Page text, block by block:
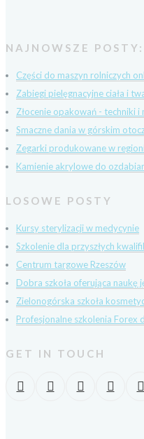
NAJNOWSZE POSTY:
Części do maszyn rolniczych
Zabiegi pielęgnacyjne ciała i
Złocenie opakowań - techniki i
Smaczne dania w górskim
Zegarki produkowane w
Kamienie akrylowe do
LOSOWE POSTY
Kursy sterylizacji w medycynie
Szkolenie dla przyszłych
Centrum targowe Rzeszów
Dobra szkoła oferująca naukę
Zielonogórska szkoła
Profesjonalne szkolenia Forex
GET IN TOUCH